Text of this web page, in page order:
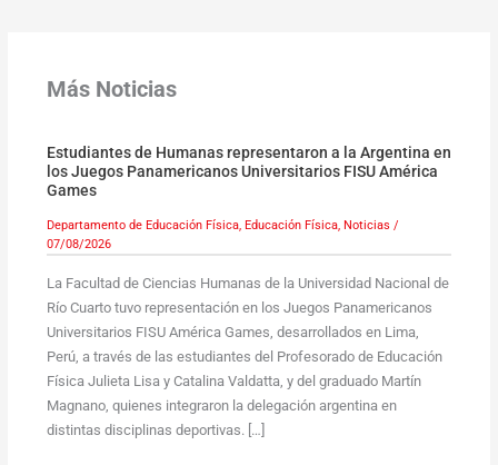
Más Noticias
Estudiantes de Humanas representaron a la Argentina en
los Juegos Panamericanos Universitarios FISU América
Games
Departamento de Educación Física, Educación Física, Noticias /
07/08/2026
La Facultad de Ciencias Humanas de la Universidad Nacional de
Río Cuarto tuvo representación en los Juegos Panamericanos
Universitarios FISU América Games, desarrollados en Lima,
Perú, a través de las estudiantes del Profesorado de Educación
Física Julieta Lisa y Catalina Valdatta, y del graduado Martín
Magnano, quienes integraron la delegación argentina en
distintas disciplinas deportivas. […]